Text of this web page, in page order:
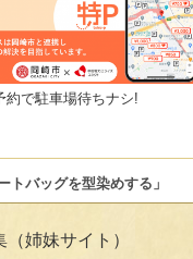
約で駐車場待ちナシ!
バッグを型染めする」
（姉妹サイト）